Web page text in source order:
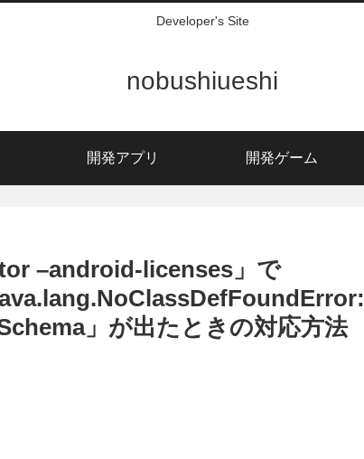
Developer's Site
nobushiueshi
開発アプリ 開発ゲーム
–android-licenses」で
」が出たときの対応方法